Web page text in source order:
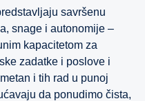
savršenu
snage i autonomije –
kapacitetom za
zadatke i poslove i
i tih rad u punoj
da ponudimo čista,